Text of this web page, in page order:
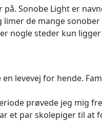
Sonobe Light er
de mange
nogle steder kun
levevej for hende.
prøvede jeg mig
et par skolepiger til